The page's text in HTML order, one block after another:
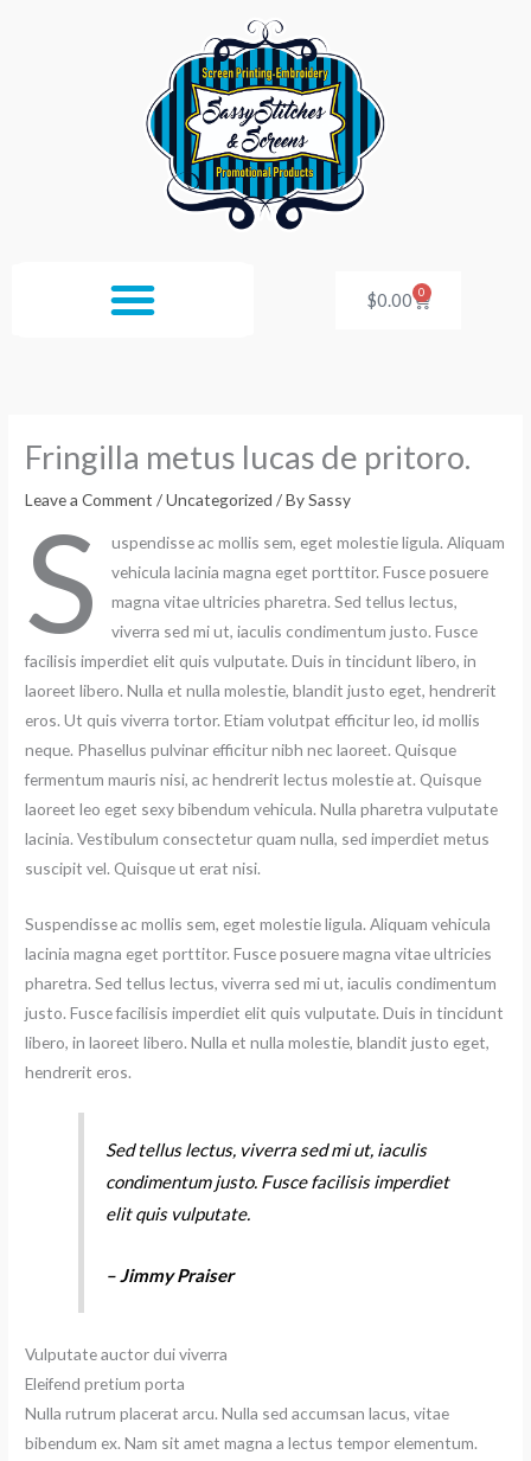
$0.00 0
Cart
Fringilla metus lucas de pritoro.
Leave a Comment /Uncategorized / BySassy
S
uspendisse ac mollis sem, eget molestie ligula. Aliquam
vehicula lacinia magna eget porttitor. Fusce posuere
magna vitae ultricies pharetra. Sed tellus lectus,
viverra sed mi ut, iaculis condimentum justo. Fusce
facilisis imperdiet elit quis vulputate. Duis in tincidunt libero, in
laoreet libero. Nulla et nulla molestie, blandit justo eget, hendrerit
eros. Ut quis viverra tortor. Etiam volutpat efficitur leo, id mollis
neque. Phasellus pulvinar efficitur nibh nec laoreet. Quisque
fermentum mauris nisi, ac hendrerit lectus molestie at. Quisque
laoreet leo eget sexy bibendum vehicula. Nulla pharetra vulputate
lacinia. Vestibulum consectetur quam nulla, sed imperdiet metus
suscipit vel. Quisque ut erat nisi.
Suspendisse ac mollis sem, eget molestie ligula. Aliquam vehicula
lacinia magna eget porttitor. Fusce posuere magna vitae ultricies
pharetra. Sed tellus lectus, viverra sed mi ut, iaculis condimentum
justo. Fusce facilisis imperdiet elit quis vulputate. Duis in tincidunt
libero, in laoreet libero. Nulla et nulla molestie, blandit justo eget,
hendrerit eros.
Sed tellus lectus, viverra sed mi ut, iaculis
condimentum justo. Fusce facilisis imperdiet
elit quis vulputate.
– Jimmy Praiser
Vulputate auctor dui viverra
Eleifend pretium porta
Nulla rutrum placerat arcu. Nulla sed accumsan lacus, vitae
bibendum ex. Nam sit amet magna a lectus tempor elementum.